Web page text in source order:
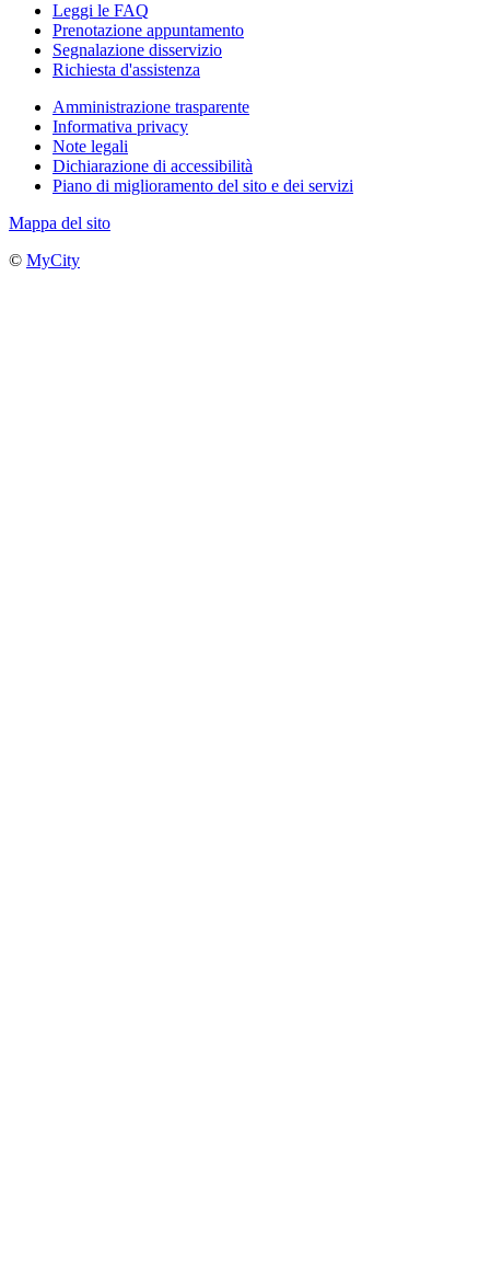
Leggi le FAQ
Prenotazione appuntamento
Segnalazione disservizio
Richiesta d'assistenza
Amministrazione trasparente
Informativa privacy
Note legali
Dichiarazione di accessibilità
Piano di miglioramento del sito e dei servizi
Mappa del sito
© MyCity